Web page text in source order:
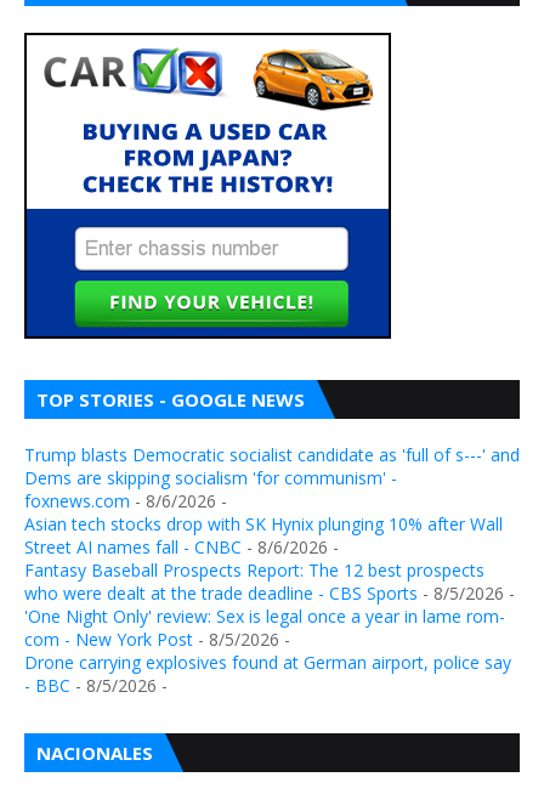
TOP STORIES - GOOGLE NEWS
Trump blasts Democratic socialist candidate as 'full of s---' and
Dems are skipping socialism 'for communism' -
foxnews.com - 8/6/2026 -
Asian tech stocks drop with SK Hynix plunging 10% after Wall
Street AI names fall - CNBC - 8/6/2026 -
Fantasy Baseball Prospects Report: The 12 best prospects
who were dealt at the trade deadline - CBS Sports - 8/5/2026 -
'One Night Only' review: Sex is legal once a year in lame rom-
com - New York Post - 8/5/2026 -
Drone carrying explosives found at German airport, police say
- BBC - 8/5/2026 -
NACIONALES